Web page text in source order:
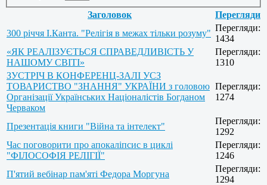
Заголовок
Перегляди
300 річчя І.Канта. "Релігія в межах тільки розуму"
Перегляди:
1434
«ЯК РЕАЛІЗУЄТЬСЯ СПРАВЕДЛИВІСТЬ У
НАШОМУ СВІТІ»
Перегляди:
1310
ЗУСТРІЧ В КОНФЕРЕНЦ-ЗАЛІ УСЗ
ТОВАРИСТВО "ЗНАННЯ" УКРАЇНИ з головою
Організації Українських Націоналістів Богданом
Черваком
Перегляди:
1274
Презентація книги "Війна та інтелект"
Перегляди:
1292
Час поговорити про апокаліпсис в циклі
"ФІЛОСОФІЯ РЕЛІГІЇ"
Перегляди:
1246
П'ятий вебінар пам'яті Федора Моргуна
Перегляди:
1294